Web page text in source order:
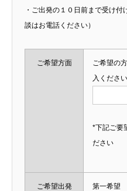
・ご出発の１０日前まで受け
談はお電話ください）
ご希望方面
ご希望の
入ください
*下記ご要
ださい
ご希望出発
第一希望